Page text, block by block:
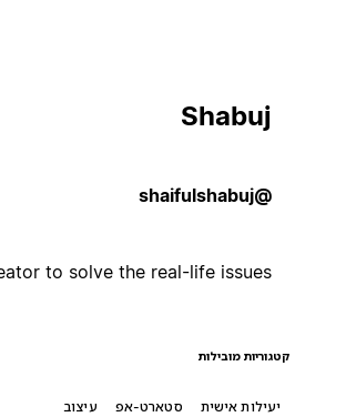
Shabuj
Creator to solve the real-life issues.
קטגוריות מובילות
יעילות אישית סטארט-אפ עיצוב